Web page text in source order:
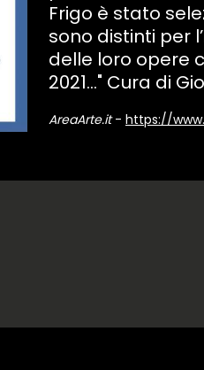
Frigo è stato
sono distinti per
delle loro opere
2021..." Cura di
AreaArte.it- https://